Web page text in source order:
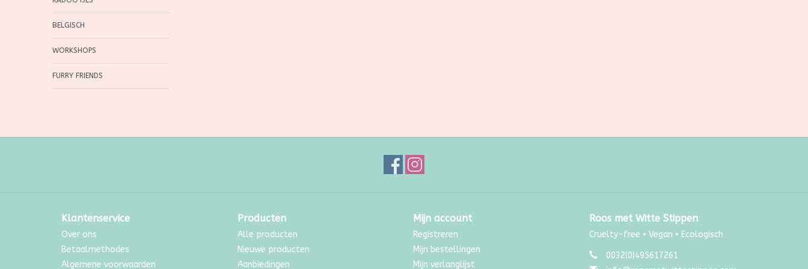
BELGISCH
WORKSHOPS
FURRY FRIENDS
Klantenservice
Over ons
Betaalmethodes
Algemene voorwaarden
Producten
Alle producten
Nieuwe producten
Aanbiedingen
Mijn account
Registreren
Mijn bestellingen
Mijn verlanglijst
Roos met Witte Stippen
Cruelty-free • Vegan • Ecologisch
0032(0)495617261